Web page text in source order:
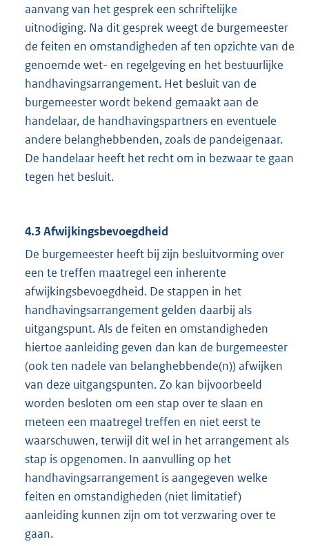
aanvang van het gesprek een schriftelijke
uitnodiging. Na dit gesprek weegt de burgemeester
de feiten en omstandigheden af ten opzichte van de
genoemde wet- en regelgeving en het bestuurlijke
handhavingsarrangement. Het besluit van de
burgemeester wordt bekend gemaakt aan de
handelaar, de handhavingspartners en eventuele
andere belanghebbenden, zoals de pandeigenaar.
De handelaar heeft het recht om in bezwaar te gaan
tegen het besluit.
4.3 Afwijkingsbevoegdheid
De burgemeester heeft bij zijn besluitvorming over
een te treffen maatregel een inherente
afwijkingsbevoegdheid. De stappen in het
handhavingsarrangement gelden daarbij als
uitgangspunt. Als de feiten en omstandigheden
hiertoe aanleiding geven dan kan de burgemeester
(ook ten nadele van belanghebbende(n)) afwijken
van deze uitgangspunten. Zo kan bijvoorbeeld
worden besloten om een stap over te slaan en
meteen een maatregel treffen en niet eerst te
waarschuwen, terwijl dit wel in het arrangement als
stap is opgenomen. In aanvulling op het
handhavingsarrangement is aangegeven welke
feiten en omstandigheden (niet limitatief)
aanleiding kunnen zijn om tot verzwaring over te
gaan.